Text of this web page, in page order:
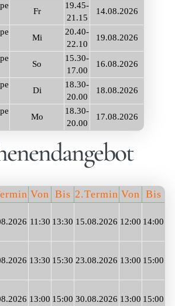
Fr
19.45-
21.15
14.08.2026
Mi
20.40-
22.10
19.08.2026
So
15.30-
17.00
16.08.2026
Di
18.30-
20.00
18.08.2026
Mo
18.30-
20.00
17.08.2026
Von Bis 2.Termin Von Bis
11:30 13:30 15.08.2026 12:00 14:00
13:30 15:30 23.08.2026 13:00 15:00
13:00 15:00 30.08.2026 13:00 15:00